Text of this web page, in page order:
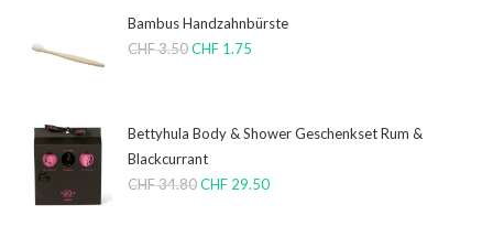
Bambus Handzahnbürste
CHF3.50 CHF 1.75
Bettyhula Body & Shower Geschenkset Rum &
Blackcurrant
CHF34.80 CHF 29.50